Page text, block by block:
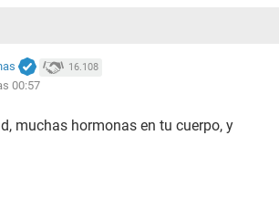
16.108
00:57
muchas hormonas en tu cuerpo, y